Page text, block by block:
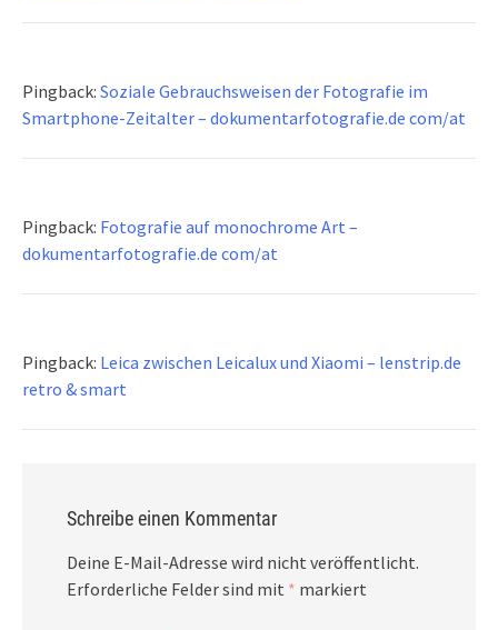
Pingback: Soziale Gebrauchsweisen der Fotografie im
Smartphone-Zeitalter – dokumentarfotografie.de com/at
Pingback: Fotografie auf monochrome Art –
dokumentarfotografie.de com/at
Pingback: Leica zwischen Leicalux und Xiaomi – lenstrip.de
retro & smart
Schreibe einen Kommentar
Deine E-Mail-Adresse wird nicht veröffentlicht.
Erforderliche Felder sind mit * markiert